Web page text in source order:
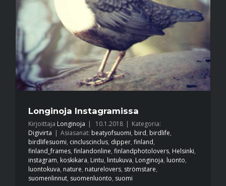
Longinoja Instagramissa
Kirjoittaja Longinoja 10.1.2018
Kategoria:
Digivirta
Asiasanat: beatyofsuomi, bird, birdlife,
birdlifesuomi, cincluscinclus, dipper, finland,
finland_frames, finlandonline, finlandphotolovers, Helsinki,
instagram, koskikara, Lintu, lintukuva, Longinoja, luonto,
luontokuva, nature, naturelovers, strömstare,
suomenlinnut, suomenluonto, suomi